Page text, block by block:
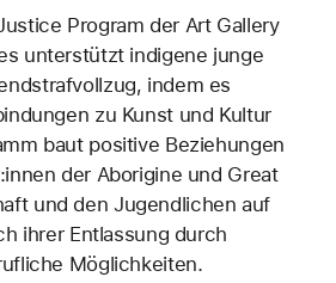
Program der Art Gallery
unterstützt indigene junge
indem es
zu Kunst und Kultur
baut positive Beziehungen
der Aborigine und Great
und den Jugendlichen auf
ihrer Entlassung durch
Möglichkeiten.